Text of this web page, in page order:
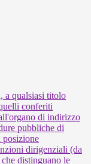
a qualsiasi titolo
conferiti
di indirizzo
pubbliche di
posizione
dirigenziali (da
distinguano le